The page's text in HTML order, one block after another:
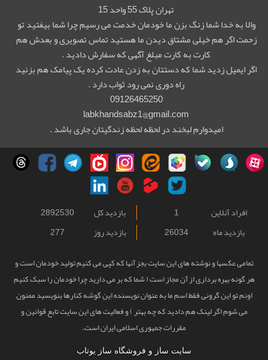
تهران پلاک 55 واحد 15
والا به خدا شما زنگ بزن ما خودمان خدمت می رسیم چرا شما بیفتید تو
زحمت اگر هم خیلی مشتاق دیدن ما هستید تماس تصویری و بعدش هم
کارت به کارت مبلغ آگهی که سفارش دادید .
اگر ایمیل زدید شما که دستتان به زدن عادت کرده یک پیامک هم بزنید
راه دوری نمی رود ثواب دارد .
09126465250
labkhandsabz1@gmail.com
امیدوارم لبخند در لحظه لحظه زندگیتان جاری باشد .
افراد آنلاین 1 بازدید کل
2892530
بازدید ماه
26034 بازدید روز 277
تمامی عکسها و نوشته های این سایت بجز آنها که کپی می کنیم تولید خودمان است و
هر گونه بهره برداری از آن مجاز است ( شما که بر می دارید چرا خودمان را سبک کنیم
اونم تو این گرونی فقط اسم ما به عنوان نویسنده این گوشه کنارها بنویسید ممنون
می شوم اگر لینک هم دادید که چه بهتر ) و فعالیت های این سایت تابع قوانین و
مقررات جمهوری اسلامی ایران است.
سایت ساز و فروشگاه ساز یوتاب